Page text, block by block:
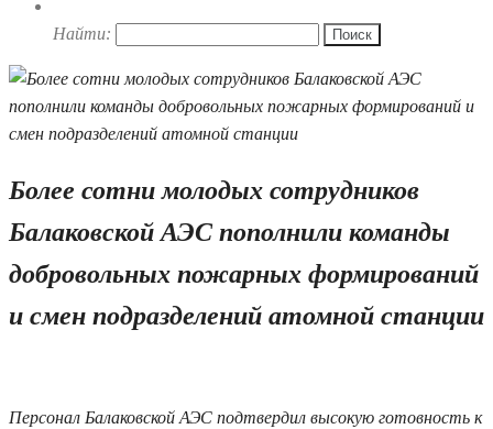
Найти:
Более сотни молодых сотрудников
Балаковской АЭС пополнили команды
добровольных пожарных формирований
и смен подразделений атомной станции
Персонал Балаковской АЭС подтвердил высокую готовность к